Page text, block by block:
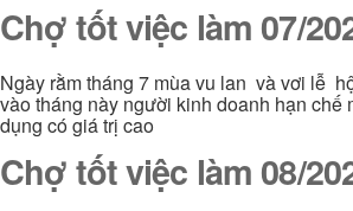
Chợ tốt việc làm 07/
Ngày rằm tháng 7 mùa vu lan và vơi lễ
vào tháng này người kinh doanh hạn chế
dụng có giá trị cao
Chợ tốt việc làm 08/